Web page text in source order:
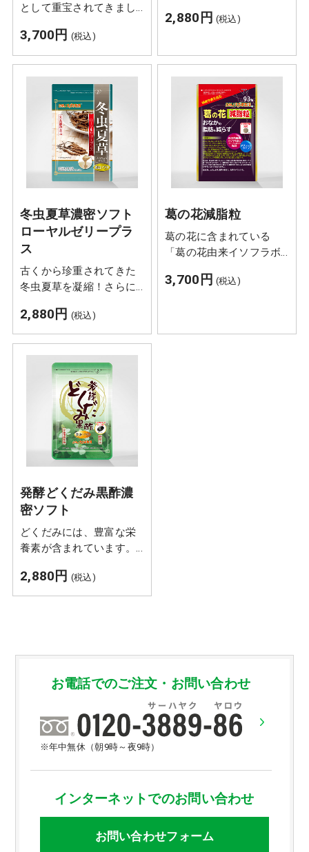
として重宝されてきまし
タンパク質、カロチン、
ビタミンE、ミネラルなど
ャ種子（ペポカボチ
ャ）」を同時に配合しま
3,700円 (税込)
2,880円 (税込)
冬虫夏草濃密ソフト
ローヤルゼリープラ
ス
古くから珍重されてきた
冬虫夏草を凝縮！さらに
し、美容・健康ケアのた
めのサプリメントに仕上
2,880円 (税込)
葛の花減脂粒
葛の花に含まれている
「葛の花由来イソフラボ
して）」には肥満気味な
重、ウエスト周囲径を減
3,700円 (税込)
発酵どくだみ黒酢濃
密ソフト
どくだみには、豊富な栄
養素が含まれています。
物繊維、クエルシトリ
ン、クロロフィル、アミ
ピーマンの211倍、B2は
にんにくの16倍、食物繊
維はキャベツの19倍、鉄
ルシウムは豆乳の20倍。
そんなどくだみをソフト
カプセルひと粒に凝縮し
たのが『発酵どくだみ黒
2,880円 (税込)
お電話でのご注文・お問い合わせ
※年中無休（朝9時～夜9時）
インターネットでのお問い合わせ
お問い合わせフォーム